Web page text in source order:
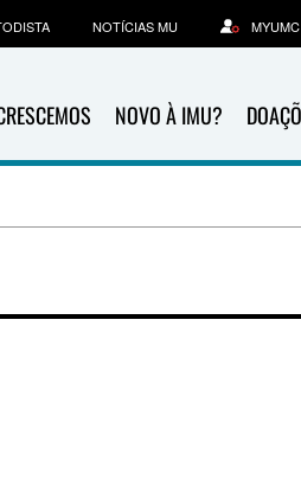
NOVO À IMU?
NOTÍCIAS MU MYUMC